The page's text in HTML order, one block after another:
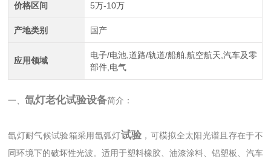
价格区间 5万-10万
产地类别 国产
应用领域
电子/电池,道路/轨道/船舶,航空航天,汽车及零
部件,电气
一、氙灯老化试验设备简介：
氙灯耐气候试验箱采用氙弧灯试验 ，可模拟全太阳光谱且存在于不
同环境下的破坏性光波。适用于塑料橡胶、油漆涂料、铝塑板、汽车